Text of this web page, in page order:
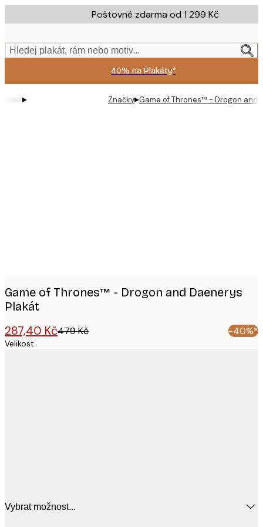
to
content.
Poštovné zdarma od 1 299 Kč
Hledej plakát, rám nebo motiv...
40% na Plakáty*
▸ Značky▸Game of Thrones™ - Drogon and
Game of Thrones™ - Drogon and Daenerys
Plakát
287,40 Kč479 Kč -40%*
Velikost
Vybrat možnost...